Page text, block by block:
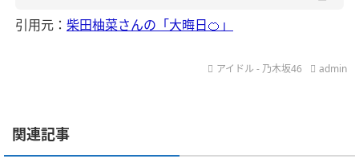
引用元： 柴田柚菜さんの「大晦日🍊」
アイドル - 乃木坂46 admin
関連記事